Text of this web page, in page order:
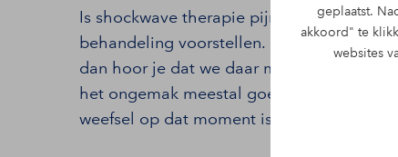
geplaatst.
akkoord" te
websites
Is shockwave therapie pijnlijk. Die vraag
behandeling voorstellen. Dat is logisch.
dan hoor je dat we daar met drukgolven
het ongemak meestal goed te verdragen
weefsel op dat moment is.